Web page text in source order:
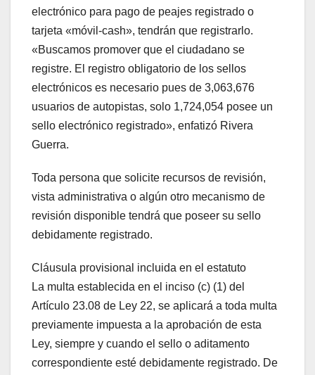
electrónico para pago de peajes registrado o
tarjeta «móvil-cash», tendrán que registrarlo.
«Buscamos promover que el ciudadano se
registre. El registro obligatorio de los sellos
electrónicos es necesario pues de 3,063,676
usuarios de autopistas, solo 1,724,054 posee un
sello electrónico registrado», enfatizó Rivera
Guerra.
Toda persona que solicite recursos de revisión,
vista administrativa o algún otro mecanismo de
revisión disponible tendrá que poseer su sello
debidamente registrado.
Cláusula provisional incluida en el estatuto
La multa establecida en el inciso (c) (1) del
Artículo 23.08 de Ley 22, se aplicará a toda multa
previamente impuesta a la aprobación de esta
Ley, siempre y cuando el sello o aditamento
correspondiente esté debidamente registrado. De